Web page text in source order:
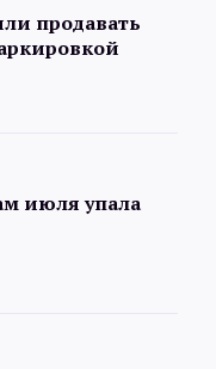
продавать
июля упала